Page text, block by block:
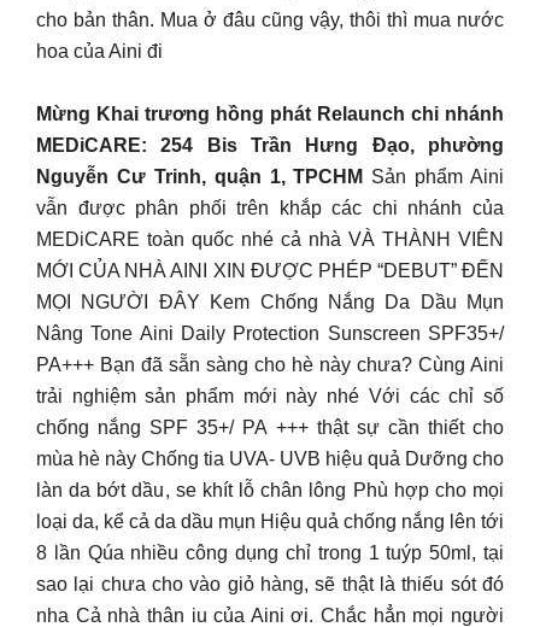
cho bản thân. Mua ở đâu cũng vậy, thôi thì mua nước
hoa của Aini đi
Mừng Khai trương hồng phát Relaunch chi nhánh
MEDiCARE: 254 Bis Trần Hưng Đạo, phường
Nguyễn Cư Trinh, quận 1, TPCHM Sản phẩm Aini
vẫn được phân phối trên khắp các chi nhánh của
MEDiCARE toàn quốc nhé cả nhà VÀ THÀNH VIÊN
MỚI CỦA NHÀ AINI XIN ĐƯỢC PHÉP “DEBUT” ĐẾN
MỌI NGƯỜI ĐÂY Kem Chống Nắng Da Dầu Mụn
Nâng Tone Aini Daily Protection Sunscreen SPF35+/
PA+++ Bạn đã sẵn sàng cho hè này chưa? Cùng Aini
trải nghiệm sản phẩm mới này nhé Với các chỉ số
chống nắng SPF 35+/ PA +++ thật sự cần thiết cho
mùa hè này Chống tia UVA- UVB hiệu quả Dưỡng cho
làn da bớt dầu, se khít lỗ chân lông Phù hợp cho mọi
loại da, kể cả da dầu mụn Hiệu quả chống nắng lên tới
8 lần Qúa nhiều công dụng chỉ trong 1 tuýp 50ml, tại
sao lại chưa cho vào giỏ hàng, sẽ thật là thiếu sót đó
nha Cả nhà thân iu của Aini ơi. Chắc hẳn mọi người